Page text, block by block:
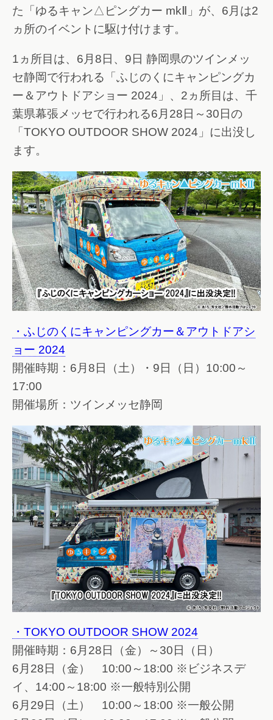
た「ゆるキャン△ピングカー mkⅡ」が、6月は2
ヵ所のイベントに駆け付けます。
1ヵ所目は、6月8日、9日 静岡県のツインメッ
セ静岡で行われる「ふじのくにキャンピングカ
ー＆アウトドアショー 2024」、2ヵ所目は、千
葉県幕張メッセで行われる6月28日～30日の
「TOKYO OUTDOOR SHOW 2024」に出没し
ます。
・ふじのくにキャンピングカー＆アウトドアシ
ョー 2024
開催時期：6月8日（土）・9日（日）10:00～
17:00
開催場所：ツインメッセ静岡
・TOKYO OUTDOOR SHOW 2024
開催時期：6月28日（金）～30日（日）
6月28日（金） 10:00～18:00 ※ビジネスデ
イ、14:00～18:00 ※一般特別公開
6月29日（土） 10:00～18:00 ※一般公開